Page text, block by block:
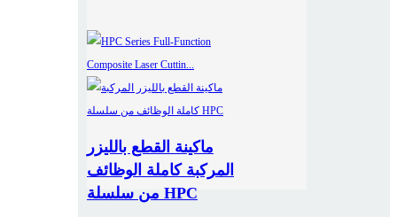
ماكينة القطع بالليزر
المركبة كاملة الوظائف
من سلسلة HPC